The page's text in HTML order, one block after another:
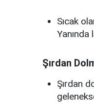
Sıcak
Şırdan
Şırdan